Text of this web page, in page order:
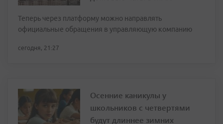
Теперь через платформу можно направлять
официальные обращения в управляющую компанию
сегодня, 21:27
Осенние каникулы у
школьников с четвертями
будут длиннее зимних